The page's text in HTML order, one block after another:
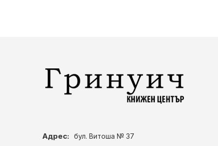
Адрес: бул. Витоша № 37